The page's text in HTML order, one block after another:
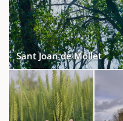
Sant Joan de Mollet